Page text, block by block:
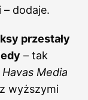
dodaje.
przestały
– tak
Havas Media
wyższymi